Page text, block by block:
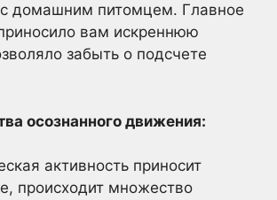
с домашним питомцем. Главное
вам искреннюю
забыть о подсчете
осознанного движения:
активность приносит
происходит множество